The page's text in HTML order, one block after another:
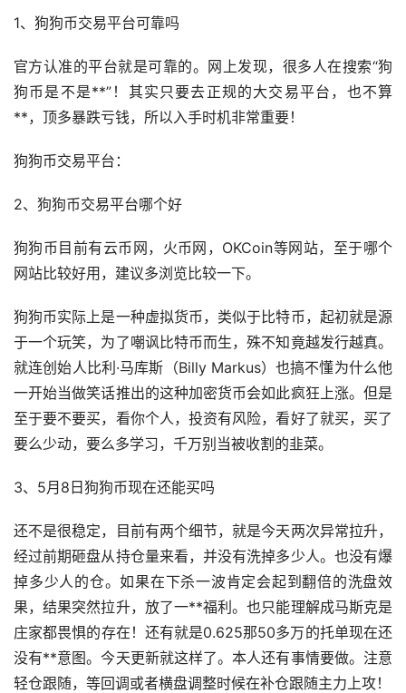
1、狗狗币交易平台可靠吗
官方认准的平台就是可靠的。网上发现，很多人在搜索“狗
狗币是不是**”！其实只要去正规的大交易平台，也不算
**，顶多暴跌亏钱，所以入手时机非常重要！
狗狗币交易平台：
2、狗狗币交易平台哪个好
狗狗币目前有云币网，火币网，OKCoin等网站，至于哪个
网站比较好用，建议多浏览比较一下。
狗狗币实际上是一种虚拟货币，类似于比特币，起初就是源
于一个玩笑，为了嘲讽比特币而生，殊不知竟越发行越真。
就连创始人比利·马库斯（Billy Markus）也搞不懂为什么他
一开始当做笑话推出的这种加密货币会如此疯狂上涨。但是
至于要不要买，看你个人，投资有风险，看好了就买，买了
要么少动，要么多学习，千万别当被收割的韭菜。
3、5月8日狗狗币现在还能买吗
还不是很稳定，目前有两个细节，就是今天两次异常拉升，
经过前期砸盘从持仓量来看，并没有洗掉多少人。也没有爆
掉多少人的仓。如果在下杀一波肯定会起到翻倍的洗盘效
果，结果突然拉升，放了一**福利。也只能理解成马斯克是
庄家都畏惧的存在！还有就是0.625那50多万的托单现在还
没有**意图。今天更新就这样了。本人还有事情要做。注意
轻仓跟随，等回调或者横盘调整时候在补仓跟随主力上攻！